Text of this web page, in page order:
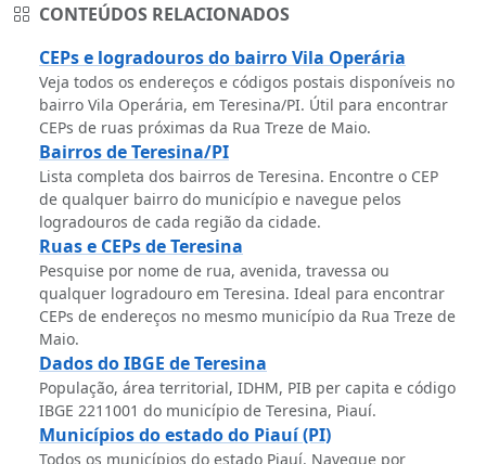
CONTEÚDOS RELACIONADOS
CEPs e logradouros do bairro Vila Operária
Veja todos os endereços e códigos postais disponíveis no
bairro Vila Operária, em Teresina/PI. Útil para encontrar
CEPs de ruas próximas da Rua Treze de Maio.
Bairros de Teresina/PI
Lista completa dos bairros de Teresina. Encontre o CEP
de qualquer bairro do município e navegue pelos
logradouros de cada região da cidade.
Ruas e CEPs de Teresina
Pesquise por nome de rua, avenida, travessa ou
qualquer logradouro em Teresina. Ideal para encontrar
CEPs de endereços no mesmo município da Rua Treze de
Maio.
Dados do IBGE de Teresina
População, área territorial, IDHM, PIB per capita e código
IBGE 2211001 do município de Teresina, Piauí.
Municípios do estado do Piauí (PI)
Todos os municípios do estado Piauí. Navegue por